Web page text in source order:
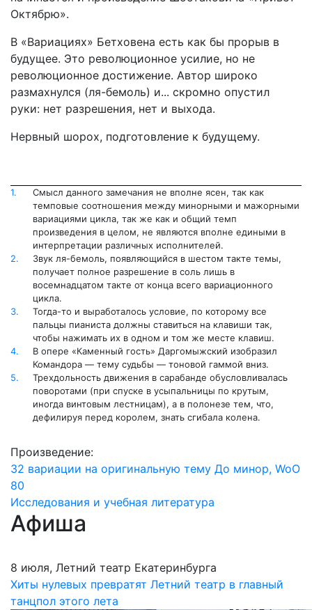
Октябрю».
В «Вариациях» Бетховена есть как бы прорыв в
будущее. Это революционное усилие, но не
революционное достижение. Автор широко
размахнулся (ля-бемоль) и... скромно опустил
руки: нет разрешения, нет и выхода.
Нервный шорох, подготовление к будущему.
1.
Смысл данного замечания не вполне ясен, так как
темповые соотношения между минорными и мажорными
вариациями цикла, так же как и общий темп
произведения в целом, не являются вполне едиными в
интерпретации различных исполнителей.
2.
Звук ля-бемоль, появляющийся в шестом такте темы,
получает полное разрешение в соль лишь в
восемнадцатом такте от конца всего вариационного
цикла.
3.
Тогда-то и выработалось условие, по которому все
пальцы пианиста должны ставиться на клавиши так,
чтобы нажимать их в одном и том же месте клавиш.
4.
В опере «Каменный гость» Даргомыжский изобразил
Командора — тему судьбы — тоновой гаммой вниз.
5.
Трехдольность движения в сарабанде обусловливалась
поворотами (при спуске в усыпальницы по крутым,
иногда винтовым лестницам), а в полонезе тем, что,
дефилируя перед королем, знать сгибала колена.
Произведение:
32 вариации на оригинальную тему До минор, WoO
80
Исследования и учебная литература
Афиша
8 июля, Летний театр Екатеринбурга
Хиты нулевых превратят Летний театр в главный
танцпол этого лета